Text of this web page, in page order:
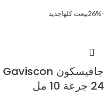
-26% بيعت كلهاجديد
24 جرعة 10 مل